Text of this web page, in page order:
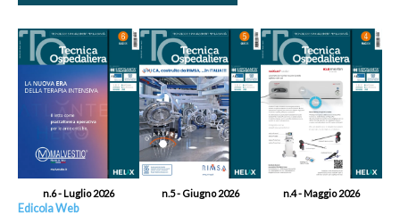
n.6 - Luglio 2026 n.5 - Giugno 2026 n.4 - Maggio 2026
Edicola Web